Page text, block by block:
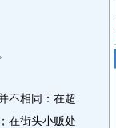
不相同：在超
在街头小贩处